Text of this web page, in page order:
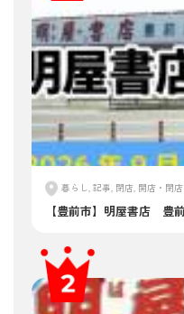
暮らし, 記事, 閉店, 開店・閉店
【豊前市】明屋書店